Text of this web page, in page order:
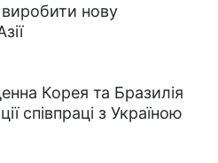
нову
Корея та Бразилія
співпраці з Україною